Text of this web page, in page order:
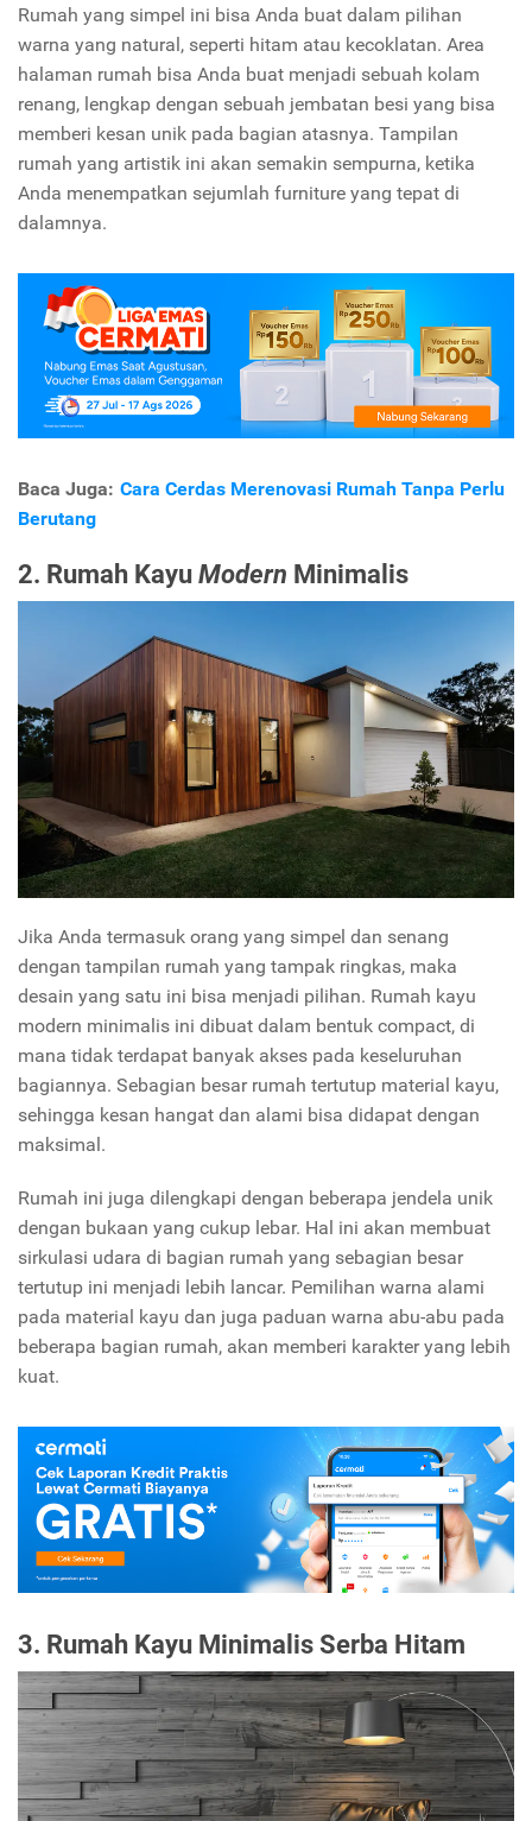
Rumah yang simpel ini bisa Anda buat dalam pilihan
warna yang natural, seperti hitam atau kecoklatan. Area
halaman rumah bisa Anda buat menjadi sebuah kolam
renang, lengkap dengan sebuah jembatan besi yang bisa
memberi kesan unik pada bagian atasnya. Tampilan
rumah yang artistik ini akan semakin sempurna, ketika
Anda menempatkan sejumlah furniture yang tepat di
dalamnya.
Baca Juga: Cara Cerdas Merenovasi Rumah Tanpa Perlu
Berutang
2. Rumah KayuModern Minimalis
Jika Anda termasuk orang yang simpel dan senang
dengan tampilan rumah yang tampak ringkas, maka
desain yang satu ini bisa menjadi pilihan. Rumah kayu
modern minimalis ini dibuat dalam bentuk compact, di
mana tidak terdapat banyak akses pada keseluruhan
bagiannya. Sebagian besar rumah tertutup material kayu,
sehingga kesan hangat dan alami bisa didapat dengan
maksimal.
Rumah ini juga dilengkapi dengan beberapa jendela unik
dengan bukaan yang cukup lebar. Hal ini akan membuat
sirkulasi udara di bagian rumah yang sebagian besar
tertutup ini menjadi lebih lancar. Pemilihan warna alami
pada material kayu dan juga paduan warna abu-abu pada
beberapa bagian rumah, akan memberi karakter yang lebih
kuat.
3. Rumah Kayu Minimalis Serba Hitam